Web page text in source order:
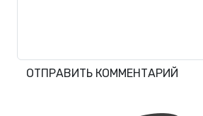
ОТПРАВИТЬ КОММЕНТАРИЙ